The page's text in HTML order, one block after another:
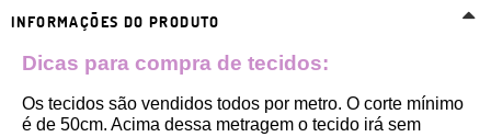
INFORMAÇÕES DO PRODUTO
Dicas para compra de tecidos:
Os tecidos são vendidos todos por metro. O corte mínimo
é de 50cm. Acima dessa metragem o tecido irá sem